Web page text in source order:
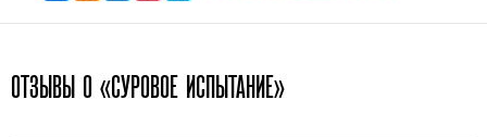
ОТЗЫВЫ О «СУРОВОЕ ИСПЫТАНИЕ»